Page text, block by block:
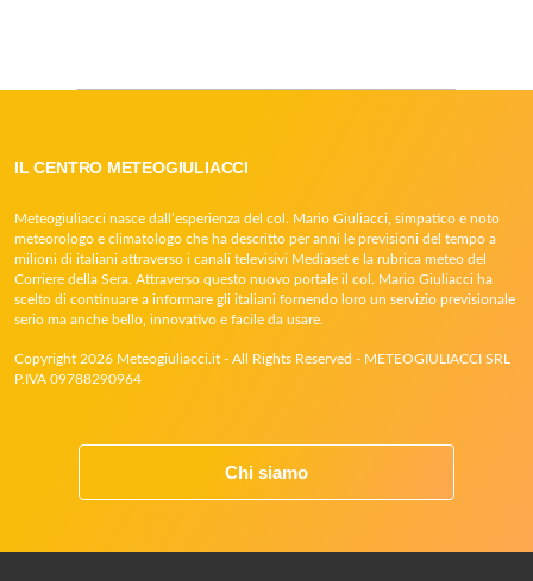
IL CENTRO METEOGIULIACCI
Meteogiuliacci nasce dall’esperienza del col. Mario Giuliacci, simpatico e noto
meteorologo e climatologo che ha descritto per anni le previsioni del tempo a
milioni di italiani attraverso i canali televisivi Mediaset e la rubrica meteo del
Corriere della Sera. Attraverso questo nuovo portale il col. Mario Giuliacci ha
scelto di continuare a informare gli italiani fornendo loro un servizio previsionale
serio ma anche bello, innovativo e facile da usare.
Copyright 2026 Meteogiuliacci.it - All Rights Reserved - METEOGIULIACCI SRL
P.IVA 09788290964
Chi siamo